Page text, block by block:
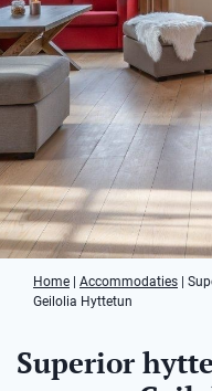
Home Accommodaties
Geilolia Hyttetun
Superior